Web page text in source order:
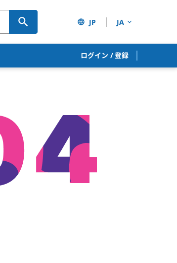
JP JA
ログイン / 登録